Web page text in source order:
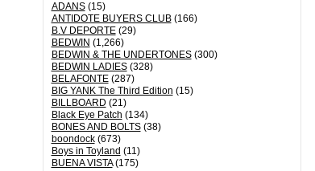
ADANS(15)
ANTIDOTE BUYERS CLUB(166)
B.V DEPORTE(29)
BEDWIN (1,266)
BEDWIN & THE UNDERTONES(300)
BEDWIN LADIES(328)
BELAFONTE(287)
BIG YANK The Third Edition (15)
BILLBOARD (21)
Black Eye Patch (134)
BONES AND BOLTS(38)
boondock(673)
Boys in Toyland (11)
BUENA VISTA(175)